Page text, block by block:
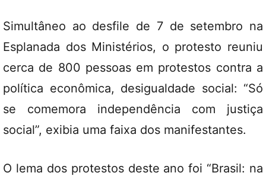
Simultâneo ao desfile de 7 de setembro na
Esplanada dos Ministérios, o protesto reuniu
cerca de 800 pessoas em protestos contra a
política econômica, desigualdade social: “Só
se comemora independência com justiça
social”, exibia uma faixa dos manifestantes.
O lema dos protestos deste ano foi “Brasil: na